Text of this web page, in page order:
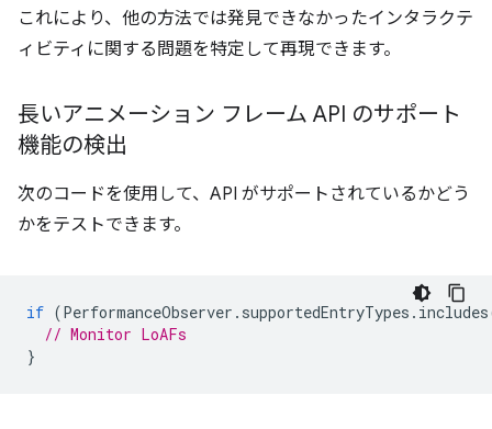
これにより、他の方法では発見できなかったインタラクテ
ィビティに関する問題を特定して再現できます。
長いアニメーション フレーム API のサポート
機能の検出
次のコードを使用して、API がサポートされているかどう
かをテストできます。
if (PerformanceObserver . supportedEntryTypes . includes
// Monitor LoAFs
}